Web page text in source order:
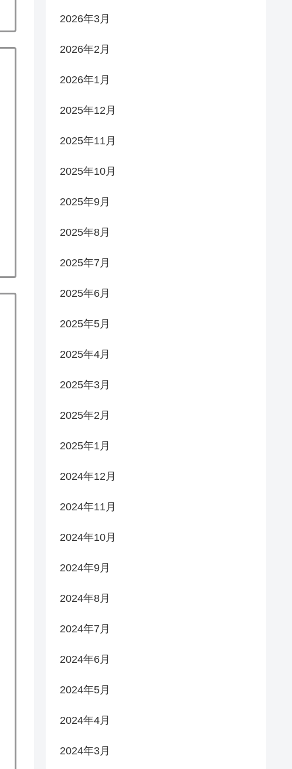
2026年3月
2026年2月
2026年1月
2025年12月
2025年11月
2025年10月
2025年9月
2025年8月
2025年7月
2025年6月
2025年5月
2025年4月
2025年3月
2025年2月
2025年1月
2024年12月
2024年11月
2024年10月
2024年9月
2024年8月
2024年7月
2024年6月
2024年5月
2024年4月
2024年3月